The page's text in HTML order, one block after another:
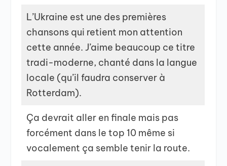
L’Ukraine est une des premières
chansons qui retient mon attention
cette année. J’aime beaucoup ce titre
tradi-moderne, chanté dans la langue
locale (qu’il faudra conserver à
Rotterdam).
Ça devrait aller en finale mais pas
forcément dans le top 10 même si
vocalement ça semble tenir la route.